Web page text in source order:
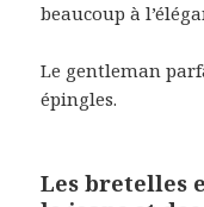
beaucoup à
Le gentleman
épingles.
Les bretelles